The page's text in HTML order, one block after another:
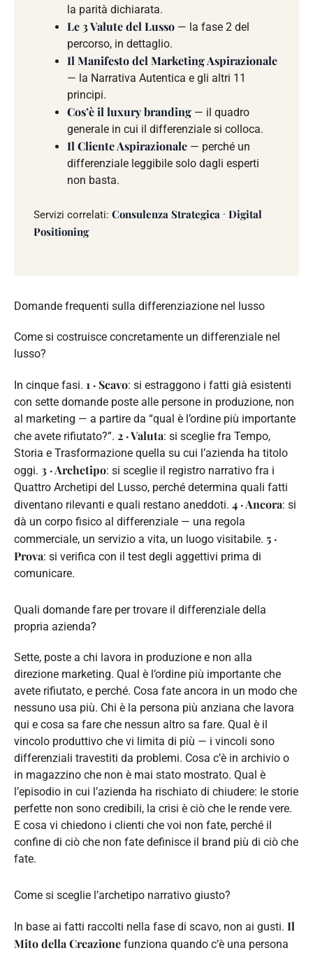
la parità dichiarata.
Le 3 Valute del Lusso — la fase 2 del
percorso, in dettaglio.
Il Manifesto del Marketing Aspirazionale
— la Narrativa Autentica e gli altri 11
principi.
Cos’è il luxury branding — il quadro
generale in cui il differenziale si colloca.
Il Cliente Aspirazionale — perché un
differenziale leggibile solo dagli esperti
non basta.
Servizi correlati: Consulenza Strategica · Digital
Positioning
Domande frequenti sulla differenziazione nel lusso
Come si costruisce concretamente un differenziale nel
lusso?
In cinque fasi. 1 · Scavo: si estraggono i fatti già esistenti
con sette domande poste alle persone in produzione, non
al marketing — a partire da “qual è l’ordine più importante
che avete rifiutato?”. 2 · Valuta: si sceglie fra Tempo,
Storia e Trasformazione quella su cui l’azienda ha titolo
oggi. 3 · Archetipo: si sceglie il registro narrativo fra i
Quattro Archetipi del Lusso, perché determina quali fatti
diventano rilevanti e quali restano aneddoti. 4 · Ancora: si
dà un corpo fisico al differenziale — una regola
commerciale, un servizio a vita, un luogo visitabile. 5 ·
Prova: si verifica con il test degli aggettivi prima di
comunicare.
Quali domande fare per trovare il differenziale della
propria azienda?
Sette, poste a chi lavora in produzione e non alla
direzione marketing. Qual è l’ordine più importante che
avete rifiutato, e perché. Cosa fate ancora in un modo che
nessuno usa più. Chi è la persona più anziana che lavora
qui e cosa sa fare che nessun altro sa fare. Qual è il
vincolo produttivo che vi limita di più — i vincoli sono
differenziali travestiti da problemi. Cosa c’è in archivio o
in magazzino che non è mai stato mostrato. Qual è
l’episodio in cui l’azienda ha rischiato di chiudere: le storie
perfette non sono credibili, la crisi è ciò che le rende vere.
E cosa vi chiedono i clienti che voi non fate, perché il
confine di ciò che non fate definisce il brand più di ciò che
fate.
Come si sceglie l’archetipo narrativo giusto?
In base ai fatti raccolti nella fase di scavo, non ai gusti. Il
Mito della Creazione funziona quando c’è una persona